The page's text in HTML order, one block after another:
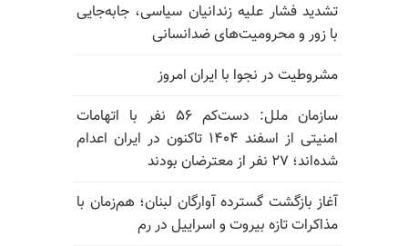
تشدید فشار علیه زندانیان سیاسی، جابه‌جایی
با زور و محرومیت‌های ضدانسانی
مشروطیت در نجوا با ایران امروز
سازمان ملل: دست‌کم ۵۶ نفر با اتهامات
امنیتی از اسفند ۱۴۰۴ تاکنون در ایران اعدام
شده‌اند؛ ۲۷ نفر از معترضان بودند
آغاز بازگشت گسترده آوارگان لبنان؛ هم‌زمان با
مذاکرات تازه بیروت و اسراییل در رم